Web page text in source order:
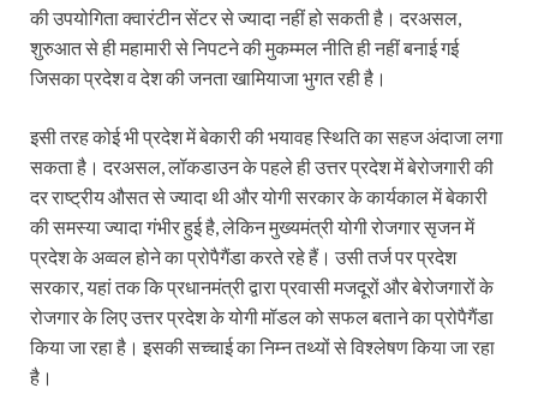
की उपयोगिता क्वारंटीन सेंटर से ज्यादा नहीं हो सकती है। दरअसल,
शुरुआत से ही महामारी से निपटने की मुकम्मल नीति ही नहीं बनाई गई
जिसका प्रदेश व देश की जनता खामियाजा भुगत रही है।
इसी तरह कोई भी प्रदेश में बेकारी की भयावह स्थिति का सहज अंदाजा लगा
सकता है। दरअसल, लॉकडाउन के पहले ही उत्तर प्रदेश में बेरोजगारी की
दर राष्ट्रीय औसत से ज्यादा थी और योगी सरकार के कार्यकाल में बेकारी
की समस्या ज्यादा गंभीर हुई है, लेकिन मुख्यमंत्री योगी रोजगार सृजन में
प्रदेश के अव्वल होने का प्रोपैगैंडा करते रहे हैं। उसी तर्ज पर प्रदेश
सरकार, यहां तक कि प्रधानमंत्री द्वारा प्रवासी मजदूरों और बेरोजगारों के
रोजगार के लिए उत्तर प्रदेश के योगी मॉडल को सफल बताने का प्रोपैगैंडा
किया जा रहा है। इसकी सच्चाई का निम्न तथ्यों से विश्लेषण किया जा रहा
है।